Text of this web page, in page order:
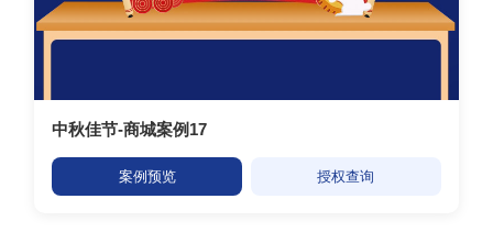
中秋佳节-商城案例17
案例预览 授权查询